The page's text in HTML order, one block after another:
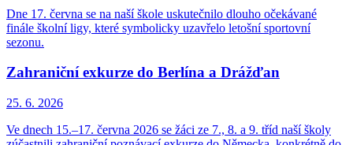
Dne 17. června se na naší škole uskutečnilo dlouho očekávané
finále školní ligy, které symbolicky uzavřelo letošní sportovní
sezonu.
Zahraniční exkurze do Berlína a Drážďan
25. 6. 2026
Ve dnech 15.–17. června 2026 se žáci ze 7., 8. a 9. tříd naší školy